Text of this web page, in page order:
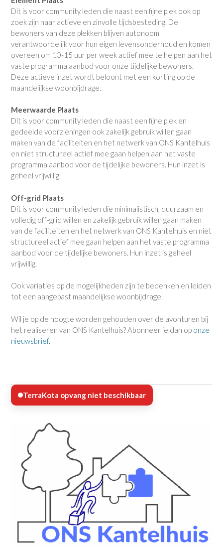
Dit is voor community leden die naast een fijne plek ook op
zoek zijn naar actieve en zinvolle tijdsbesteding. De
bewoners van deze plekken blijven autonoom
verantwoordelijk voor hun eigen levensonderhoud en komen
overeen om 10-15 uur per week actief mee te helpen aan het
vaste programma aanbod voor onze tijdelijke bewoners.
Deze actieve inzet wordt beloont met een korting op de
maandelijkse woonbijdrage.
Meerwaarde Plaats
Dit is voor community leden die naast een fijne plek en
gedeelde voorzieningen ook zakelijk gebruik willen gaan
maken van de faciliteiten en het netwerk van ONS Kantelhuis
en niet structureel actief mee gaan helpen aan het vaste
programma aanbod voor de tijdelijke bewoners. Hun inzet is
geheel vrijwillig.
Off-grid Plaats
Dit is voor community leden die minimalistisch, duurzaam en
volledig off-grid willen en zakelijk gebruik willen gaan maken
van de faciliteiten en het netwerk van ONS Kantelhuis en niet
structureel actief mee gaan helpen aan het vaste programma
aanbod voor de tijdelijke bewoners. Hun inzet is geheel
vrijwillig.
Ook variaties op de mogelijkheden zijn te bedenken en leiden
tot een aangepast maandelijkse woonbijdrage.
Wil je op de hoogte worden gehouden over de avonturen bij
het realiseren van ONS Kantelhuis? Abonneer je dan op onze
nieuwsbrief.
TerraKota opvang niet beschikbaar